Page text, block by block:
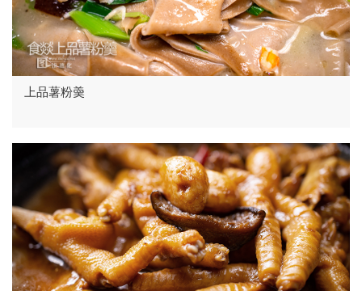
上品薯粉羮